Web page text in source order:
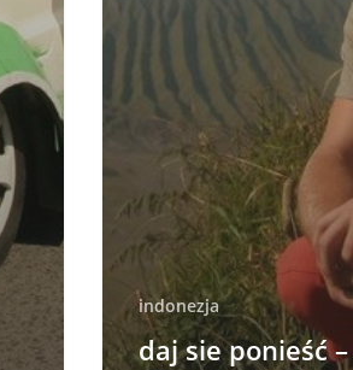
indonezja
daj sie ponieść –